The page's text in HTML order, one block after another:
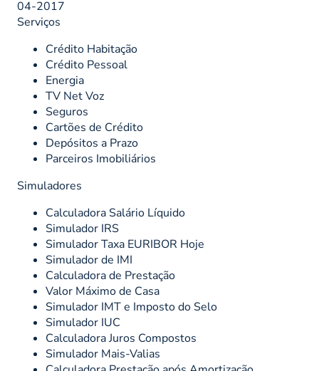
04-2017
Serviços
Crédito Habitação
Crédito Pessoal
Energia
TV Net Voz
Seguros
Cartões de Crédito
Depósitos a Prazo
Parceiros Imobiliários
Simuladores
Calculadora Salário Líquido
Simulador IRS
Simulador Taxa EURIBOR Hoje
Simulador de IMI
Calculadora de Prestação
Valor Máximo de Casa
Simulador IMT e Imposto do Selo
Simulador IUC
Calculadora Juros Compostos
Simulador Mais-Valias